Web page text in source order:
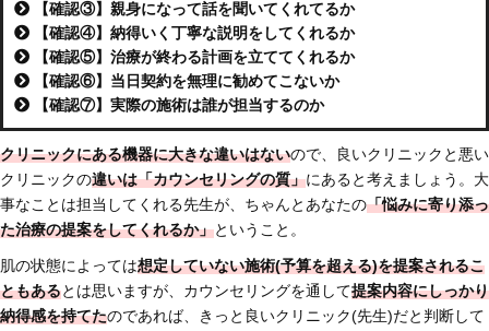
【確認③】親身になって話を聞いてくれてるか
【確認④】納得いく丁寧な説明をしてくれるか
【確認⑤】治療が終わる計画を立ててくれるか
【確認⑥】当日契約を無理に勧めてこないか
【確認⑦】実際の施術は誰が担当するのか
クリニックにある機器に大きな違いはないので、良いクリニックと悪い
クリニックの違いは「カウンセリングの質」にあると考えましょう。大
事なことは担当してくれる先生が、ちゃんとあなたの「悩みに寄り添っ
た治療の提案をしてくれるか」ということ。
肌の状態によっては想定していない施術(予算を超える)を提案されるこ
ともあるとは思いますが、カウンセリングを通して提案内容にしっかり
納得感を持てたのであれば、きっと良いクリニック(先生)だと判断して